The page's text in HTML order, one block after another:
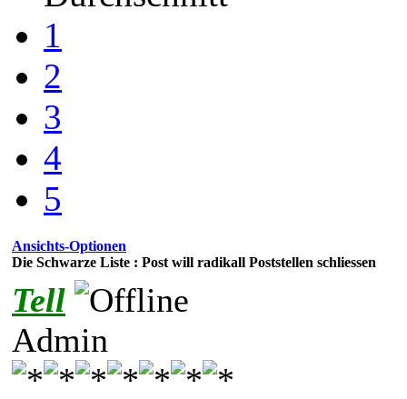
1
2
3
4
5
Ansichts-Optionen
Die Schwarze Liste : Post will radikall Poststellen schliessen
Tell
Admin